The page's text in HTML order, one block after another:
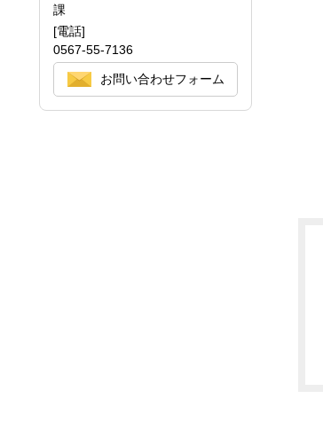
課
[電話]
0567-55-7136
お問い合わせフォーム